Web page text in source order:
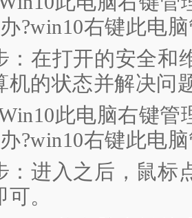
打开的安全和
机的状态并解决问
入之后，鼠标
。